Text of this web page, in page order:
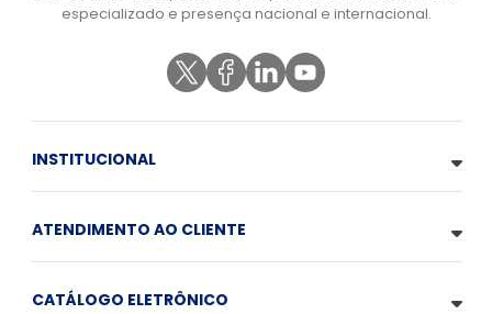
especializado e presença nacional e internacional.
INSTITUCIONAL
ATENDIMENTO AO CLIENTE
CATÁLOGO ELETRÔNICO